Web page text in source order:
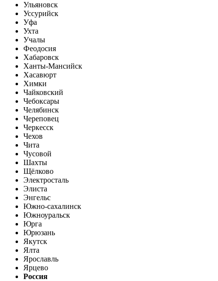
Ульяновск
Уссурийск
Уфа
Ухта
Учалы
Феодосия
Хабаровск
Ханты-Мансийск
Хасавюрт
Химки
Чайковский
Чебоксары
Челябинск
Череповец
Черкесск
Чехов
Чита
Чусовой
Шахты
Щёлково
Электросталь
Элиста
Энгельс
Южно-сахалинск
Южноуральск
Юрга
Юрюзань
Якутск
Ялта
Ярославль
Ярцево
Россия